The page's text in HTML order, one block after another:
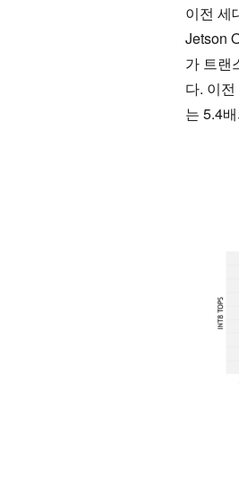
이전 세
Jetson
가 트랜
다. 이
는 5.4